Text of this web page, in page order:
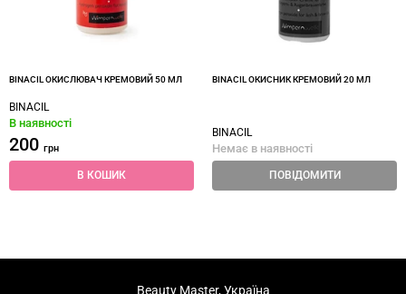
BINACIL ОКИСЛЮВАЧ КРЕМОВИЙ 50 МЛ
BINACIL
В наявності
200 грн
В КОШИК
BINACIL ОКИСНИК КРЕМОВИЙ 20 МЛ
BINACIL
Немає в наявності
ПОВІДОМИТИ
Beauty Master, Україна